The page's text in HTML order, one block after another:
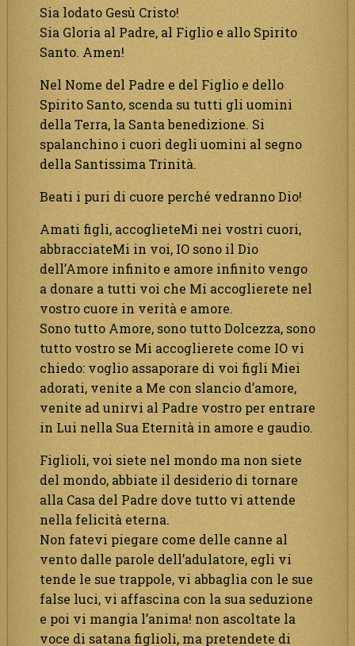
Sia lodato Gesù Cristo!
Sia Gloria al Padre, al Figlio e allo Spirito
Santo. Amen!
Nel Nome del Padre e del Figlio e dello
Spirito Santo, scenda su tutti gli uomini
della Terra, la Santa benedizione. Si
spalanchino i cuori degli uomini al segno
della Santissima Trinità.
Beati i puri di cuore perché vedranno Dio!
Amati figli, accoglieteMi nei vostri cuori,
abbracciateMi in voi, IO sono il Dio
dell’Amore infinito e amore infinito vengo
a donare a tutti voi che Mi accoglierete nel
vostro cuore in verità e amore.
Sono tutto Amore, sono tutto Dolcezza, sono
tutto vostro se Mi accoglierete come IO vi
chiedo: voglio assaporare di voi figli Miei
adorati, venite a Me con slancio d’amore,
venite ad unirvi al Padre vostro per entrare
in Lui nella Sua Eternità in amore e gaudio.
Figlioli, voi siete nel mondo ma non siete
del mondo, abbiate il desiderio di tornare
alla Casa del Padre dove tutto vi attende
nella felicità eterna.
Non fatevi piegare come delle canne al
vento dalle parole dell’adulatore, egli vi
tende le sue trappole, vi abbaglia con le sue
false luci, vi affascina con la sua seduzione
e poi vi mangia l’anima! non ascoltate la
voce di satana figlioli, ma pretendete di